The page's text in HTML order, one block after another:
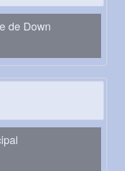
de Down